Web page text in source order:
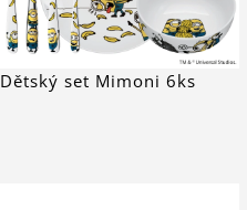
Dětský set Mimoni 6ks